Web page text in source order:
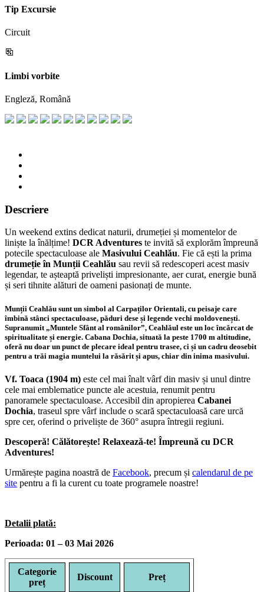
Tip Excursie
Circuit
Limbi vorbite
Engleză, Română
Descriere
Un weekend extins dedicat naturii, drumeției și momentelor de
liniște la înălțime! DCR Adventures te invită să explorăm împreună
potecile spectaculoase ale Masivului Ceahlău. Fie că ești la prima
drumeție în Munții Ceahlău sau revii să redescoperi acest masiv
legendar, te așteaptă priveliști impresionante, aer curat, energie bună
și seri tihnite alături de oameni pasionați de munte.
Munții Ceahlău sunt un simbol al Carpaților Orientali, cu peisaje care
îmbină stânci spectaculoase, păduri dese și legende vechi moldovenești.
Supranumit „Muntele Sfânt al românilor”, Ceahlăul este un loc încărcat de
spiritualitate și energie. Cabana Dochia, situată la peste 1700 m altitudine,
oferă nu doar un punct de plecare ideal pentru trasee, ci și un cadru deosebit
pentru a trăi magia muntelui la răsărit și apus, chiar din inima masivului.
Vf. Toaca (1904 m) este cel mai înalt vârf din masiv și unul dintre
cele mai emblematice puncte ale acestuia, renumit pentru
panoramele spectaculoase. Accesibil din apropierea Cabanei
Dochia, traseul spre vârf include o scară spectaculoasă care urcă
spre cer, oferind o priveliște de 360° asupra întregii regiuni.
Descoperă! Călătorește! Relaxează-te! Împreună cu DCR
Adventures!
Urmărește pagina noastră de Facebook, precum și calendarul de pe
site pentru a fi la curent cu toate programele noastre!
Detalii plată:
Perioada: 01 – 03 Mai 2026
Categorie
preț
Discount Preț